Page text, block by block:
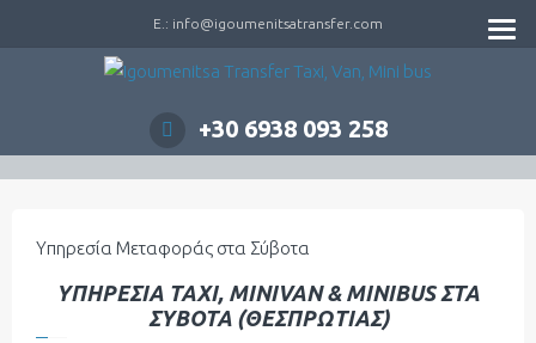
E.: info@igoumenitsatransfer.com
+30 6938 093 258
Υπηρεσία Μεταφοράς στα Σύβοτα
ΥΠΗΡΕΣΙΑ ΤΑΧΙ, MINIVAN & MINIBUS ΣΤΑ
ΣΥΒΟΤΑ (ΘΕΣΠΡΩΤΙΑΣ)